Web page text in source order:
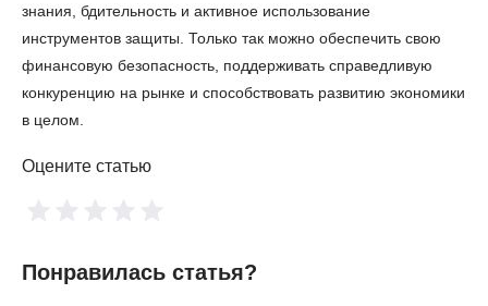
знания, бдительность и активное использование
инструментов защиты. Только так можно обеспечить свою
финансовую безопасность, поддерживать справедливую
конкуренцию на рынке и способствовать развитию экономики
в целом.
Оцените статью
Понравилась статья?